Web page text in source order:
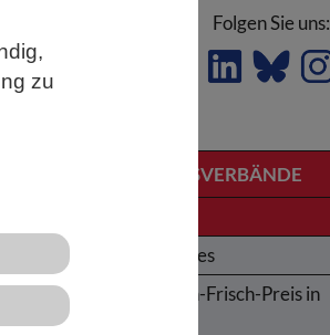
zu
Folgen Sie uns:
LANDESVERBÄNDE
Obituaries
Karl-von-Frisch-Preis in